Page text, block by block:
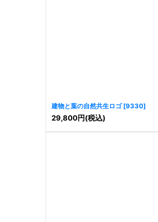
建物と葉の自然共生ロゴ [9330]
29,800円(税込)